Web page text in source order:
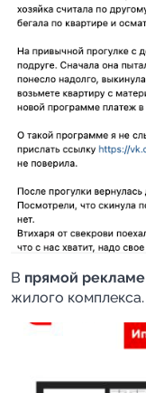
В прямой рекламе
жилого